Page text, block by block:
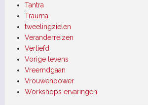
Tantra
Trauma
tweelingzielen
Veranderreizen
Verliefd
Vorige levens
Vreemdgaan
Vrouwenpower
Workshops ervaringen